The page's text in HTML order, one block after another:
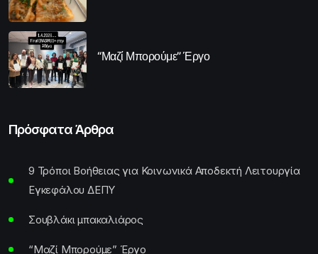
“Μαζί Μπορούμε” Έργο
Πρόσφατα Άρθρα
9 Τρόποι Βοήθειας για Κοινωνικά Αποδεκτή Λειτουργία
Εγκεφάλου ΔΕΠΥ
Σουβλάκι μπακαλιάρος
“Μαζί Μπορούμε” Έργο